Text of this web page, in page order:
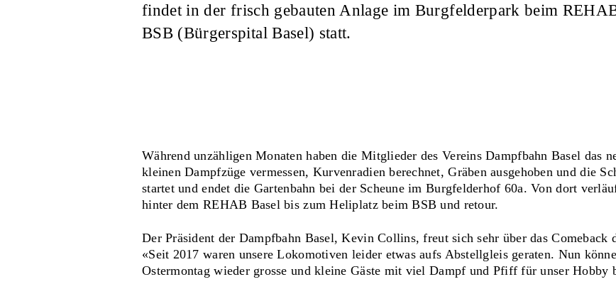
findet in der frisch gebauten Anlage im Burgfelderpark beim
BSB (Bürgerspital Basel) statt.
Während unzähligen Monaten haben die Mitglieder des Vereins Dampfbahn Basel das
kleinen Dampfzüge vermessen, Kurvenradien berechnet, Gräben ausgehoben und die
startet und endet die Gartenbahn bei der Scheune im Burgfelderhof 60a. Von dort
hinter dem REHAB Basel bis zum Heliplatz beim BSB und retour.
Der Präsident der Dampfbahn Basel, Kevin Collins, freut sich sehr über das Comeback
«Seit 2017 waren unsere Lokomotiven leider etwas aufs Abstellgleis geraten. Nun
Ostermontag wieder grosse und kleine Gäste mit viel Dampf und Pfiff für unser Hobby